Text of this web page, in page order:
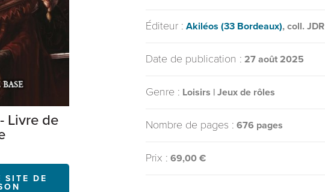
Livre de
SITE DE
Éditeur : Akiléos (33 Bordeaux), coll. JDR
Date de publication : 27 août 2025
Genre : Loisirs | Jeux de rôles
Nombre de pages : 676 pages
Prix : 69,00 €